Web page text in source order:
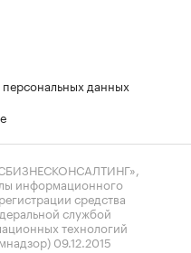
данных
информационного
средства
службой
технологий
09.12.2015